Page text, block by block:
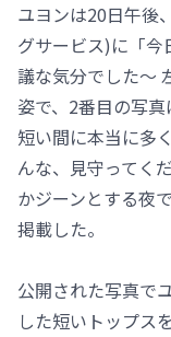
ユヨンは20日午後
グサービス)に「
議な気分でした～
姿で、2番目の写
短い間に本当に多
んな、見守ってく
かジーンとする夜
掲載した。
公開された写真で
した短いトップス